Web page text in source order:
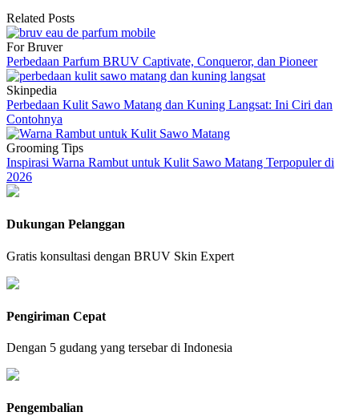
Related Posts
For Bruver
Perbedaan Parfum BRUV Captivate, Conqueror, dan Pioneer
Skinpedia
Perbedaan Kulit Sawo Matang dan Kuning Langsat: Ini Ciri dan
Contohnya
Grooming Tips
Inspirasi Warna Rambut untuk Kulit Sawo Matang Terpopuler di
2026
Dukungan Pelanggan
Gratis konsultasi dengan BRUV Skin Expert
Pengiriman Cepat
Dengan 5 gudang yang tersebar di Indonesia
Pengembalian